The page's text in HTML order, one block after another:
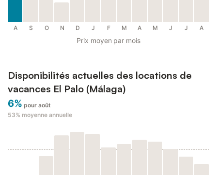
A S O N D J F M A M J J A
Prix moyen par mois
Disponibilités actuelles des locations de
vacances El Palo (Málaga)
6% pour août
53% moyenne annuelle